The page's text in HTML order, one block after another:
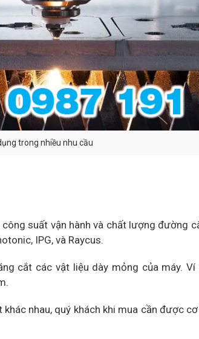
trong nhiều nhu cầu
suất vận hành và chất lượng đường
IPG, và Raycus.
cắt các vật liệu dày mỏng của máy.
nhau, quý khách khi mua cần được